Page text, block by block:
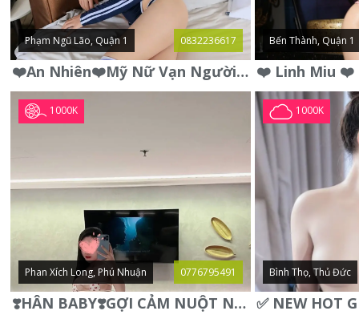
Phạm Ngũ Lão, Quận 1 0832236617
❤️An Nhiên❤️Mỹ Nữ Vạn Người Mê,Da Trắng, Mặt Xynh, Đẹp Từng
Bến Thành, Quận 1
1000K
Phan Xích Long, Phú Nhuận 0776795491
❣️HÂN BABY❣️GỢI CẢM NUỘT NÀ DÁNG SON XINH XINH QUYẾN RŨ
1000K
Bình Thọ, Thủ Đức